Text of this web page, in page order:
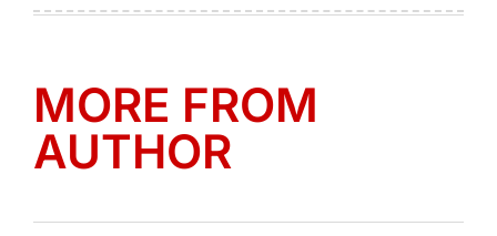
MORE FROM
AUTHOR